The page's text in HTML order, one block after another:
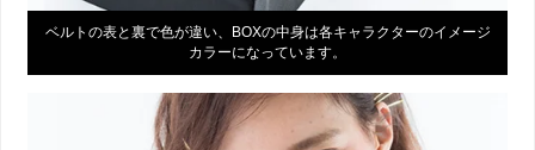
ベルトの表と裏で色が違い、BOXの中身は各キャラクターのイメージ
カラーになっています。